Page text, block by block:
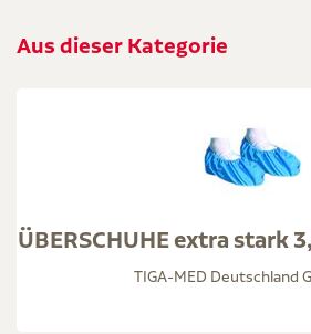
Aus dieser Kategorie
TIGA-MED Deutschland